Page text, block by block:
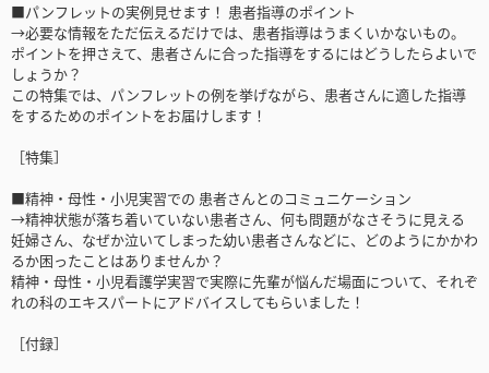
■パンフレットの実例見せます！ 患者指導のポイント
→必要な情報をただ伝えるだけでは、患者指導はうまくいかないもの。
ポイントを押さえて、患者さんに合った指導をするにはどうしたらよいで
しょうか？
この特集では、パンフレットの例を挙げながら、患者さんに適した指導
をするためのポイントをお届けします！
［特集］
■精神・母性・小児実習での 患者さんとのコミュニケーション
→精神状態が落ち着いていない患者さん、何も問題がなさそうに見える
妊婦さん、なぜか泣いてしまった幼い患者さんなどに、どのようにかかわ
るか困ったことはありませんか？
精神・母性・小児看護学実習で実際に先輩が悩んだ場面について、それぞ
れの科のエキスパートにアドバイスしてもらいました！
［付録］